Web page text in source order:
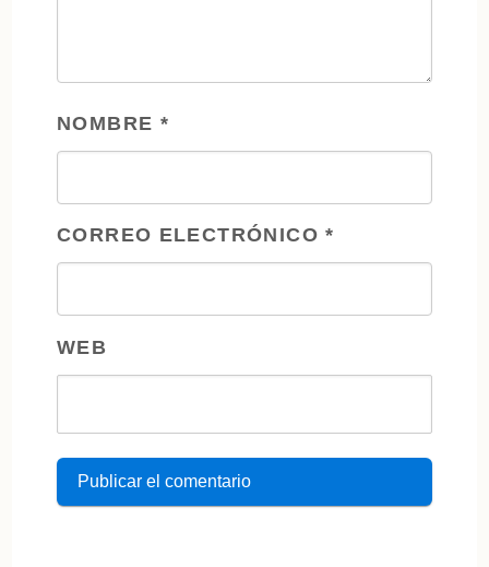
NOMBRE *
CORREO ELECTRÓNICO*
WEB